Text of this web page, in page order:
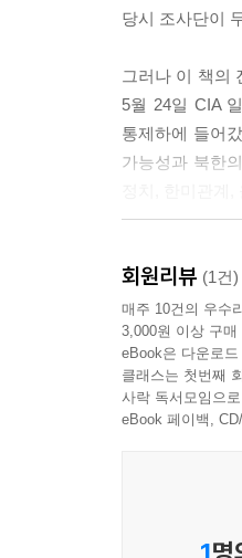
광주교도소장
5월 19일 12시
정확한 정보가
5월 20일, 시위
공격을 퇴각시
도청 폭파기도
시위대가 화순
후 저항을 벌
당시 조사단이
그러나 이 책의
5월 24일 CIA
통제하에 들어
가능성과 북한
한국 정치와 사
독자는 이 책을
첫째, 당시 국
둘째, 미국 정보
회원리뷰 (1건)
매주 10건의 우수
3,000원 이상 구매
eBook은 다운로
클래스는 첫번째
사락 독서모임으
eBook 페이백,